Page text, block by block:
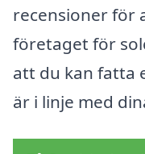
recensioner för
företaget för
att du kan fatta
är i linje med